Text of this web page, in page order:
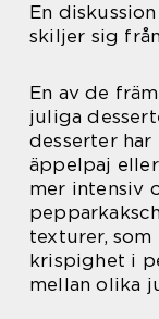
En
skiljer sig
En av de
juliga
desserter
äppelpaj
mer intensiv
texturer,
krispighet i
mellan olika